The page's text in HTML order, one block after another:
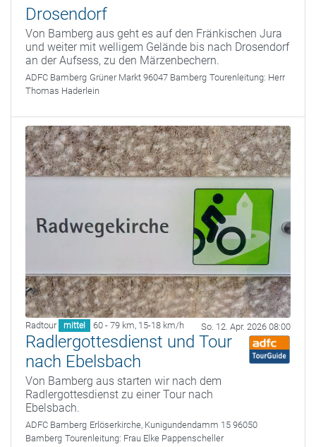
Drosendorf
Von Bamberg aus geht es auf den Fränkischen Jura
und weiter mit welligem Gelände bis nach Drosendorf
an der Aufsess, zu den Märzenbechern.
ADFC Bamberg Grüner Markt 96047 Bamberg Tourenleitung: Herr
Thomas Haderlein
Radtour mittel 60 - 79 km, 15-18 km/h So. 12. Apr. 2026 08:00
Radlergottesdienst und Tour
nach Ebelsbach
Von Bamberg aus starten wir nach dem
Radlergottesdienst zu einer Tour nach
Ebelsbach.
ADFC Bamberg Erlöserkirche, Kunigundendamm 15 96050
Bamberg Tourenleitung: Frau Elke Pappenscheller